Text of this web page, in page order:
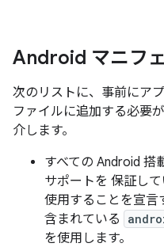
Android マニフ
次のリストに、事前にア
ファイルに追加する必要
介します。
すべての Android 搭
サポートを 保証し
使用することを宣言
含まれている
を使用します。